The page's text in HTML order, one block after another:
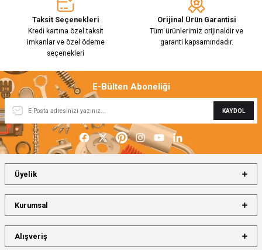
Taksit Seçenekleri
Kredi kartına özel taksit
imkanlar ve özel ödeme
seçenekleri
Orijinal Ürün Garantisi
Tüm ürünlerimiz orijinaldir ve
garanti kapsamındadır.
E-Bülten Aboneliği
KAYDOL
Üyelik
Kurumsal
Alışveriş